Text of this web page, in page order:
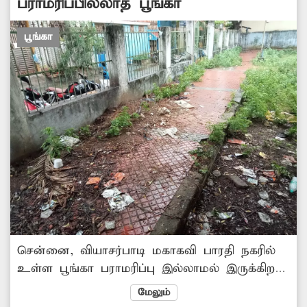
பராமரிப்பில்லாத பூங்கா
பூங்கா
சென்னை, வியாசர்பாடி மகாகவி பாரதி நகரில்
உள்ள பூங்கா பராமரிப்பு இல்லாமல் இருக்கிறது.
பூங்கா முழுவதும் செடி, கொடிகள் வளர்ந்து விச
மேலும்